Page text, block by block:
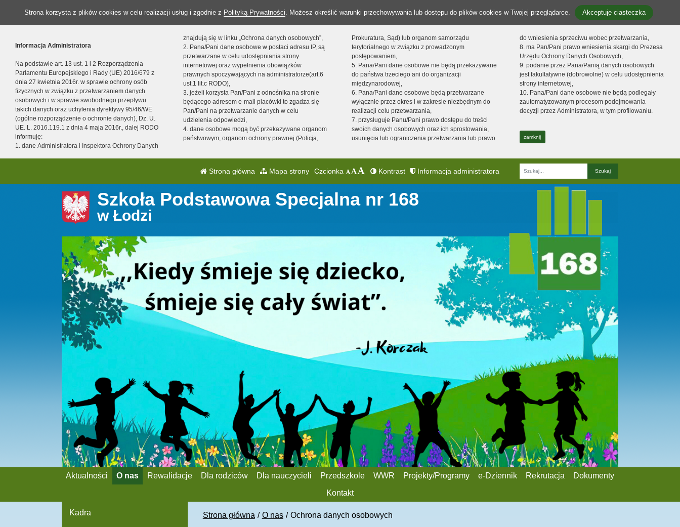
Strona korzysta z plików cookies w celu realizacji usług i zgodnie z Polityką Prywatności. Możesz określić warunki przechowywania lub dostępu do plików cookies w Twojej przeglądarce. Akceptuję ciasteczka
Informacja Administratora
Na podstawie art. 13 ust. 1 i 2 Rozporządzenia
Parlamentu Europejskiego i Rady (UE) 2016/679 z
dnia 27 kwietnia 2016r. w sprawie ochrony osób
fizycznych w związku z przetwarzaniem danych
osobowych i w sprawie swobodnego przepływu
takich danych oraz uchylenia dyrektywy 95/46/WE
(ogólne rozporządzenie o ochronie danych), Dz. U.
UE. L. 2016.119.1 z dnia 4 maja 2016r., dalej RODO
informuję:
1. dane Administratora i Inspektora Ochrony Danych
znajdują się w linku „Ochrona danych osobowych”,
2. Pana/Pani dane osobowe w postaci adresu IP, są
przetwarzane w celu udostępniania strony
internetowej oraz wypełnienia obowiązków
prawnych spoczywających na administratorze(art.6
ust.1 lit.c RODO),
3. jeżeli korzysta Pan/Pani z odnośnika na stronie
będącego adresem e-mail placówki to zgadza się
Pan/Pani na przetwarzanie danych w celu
udzielenia odpowiedzi,
4. dane osobowe mogą być przekazywane organom
państwowym, organom ochrony prawnej (Policja,
Prokuratura, Sąd) lub organom samorządu
terytorialnego w związku z prowadzonym
postępowaniem,
5. Pana/Pani dane osobowe nie będą przekazywane
do państwa trzeciego ani do organizacji
międzynarodowej,
6. Pana/Pani dane osobowe będą przetwarzane
wyłącznie przez okres i w zakresie niezbędnym do
realizacji celu przetwarzania,
7. przysługuje Panu/Pani prawo dostępu do treści
swoich danych osobowych oraz ich sprostowania,
usunięcia lub ograniczenia przetwarzania lub prawo
do wniesienia sprzeciwu wobec przetwarzania,
8. ma Pan/Pani prawo wniesienia skargi do Prezesa
Urzędu Ochrony Danych Osobowych,
9. podanie przez Pana/Panią danych osobowych
jest fakultatywne (dobrowolne) w celu udostępnienia
strony internetowej,
10. Pana/Pani dane osobowe nie będą podlegały
zautomatyzowanym procesom podejmowania
decyzji przez Administratora, w tym profilowaniu.
zamknij
Strona główna Mapa strony Czcionka Kontrast Informacja administratora
Fraza
Szkoła Podstawowa Specjalna nr 168
w Łodzi
Aktualności O nas Rewalidacje Dla rodziców Dla nauczycieli Przedszkole WWR Projekty/Programy e-Dziennik Rekrutacja
Dokumenty
Kontakt
Strona główna O nas Ochrona danych osobowych
Kadra